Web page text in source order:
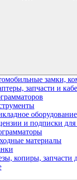
замки,
запчасти и
оборудование
и подписки для
материалы
копиры, запчасти